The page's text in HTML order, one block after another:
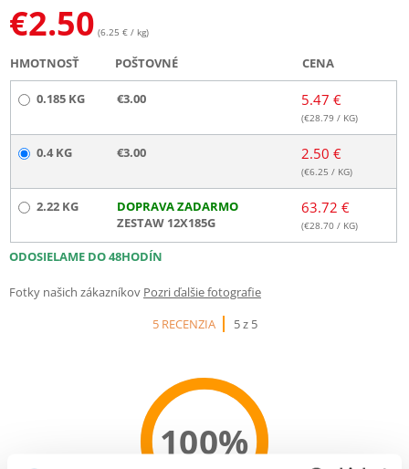
€2.50 (6.25 € / kg)
HMOTNOSŤ POŠTOVNÉ CENA
0.185 KG €3.00 5.47 €
(€28.79 / KG)
0.4 KG €3.00 2.50 €
(€6.25 / KG)
2.22 KG
DOPRAVA ZADARMO
ZESTAW 12X185G
63.72 €
(€28.70 / KG)
ODOSIELAME DO 48HODÍN
Fotky našich zákazníkov Pozri ďalšie fotografie
5 RECENZIA
5 z 5
100%